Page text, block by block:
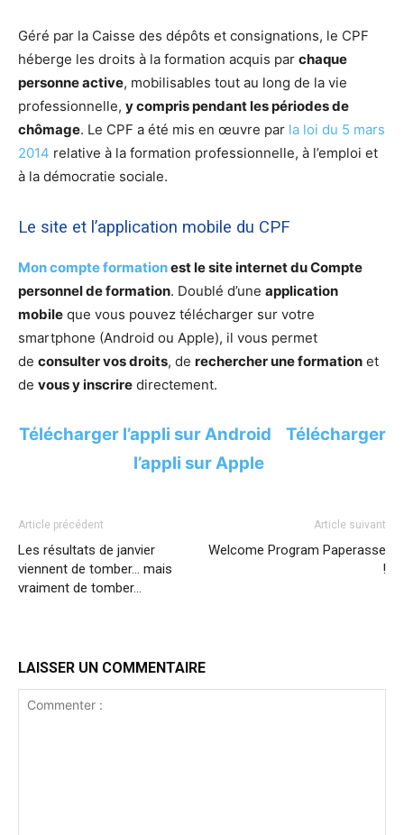
Géré par la Caisse des dépôts et consignations, le CPF
héberge les droits à la formation acquis par chaque
personne active, mobilisables tout au long de la vie
professionnelle, y compris pendant les périodes de
chômage. Le CPF a été mis en œuvre par la loi du 5 mars
2014 relative à la formation professionnelle, à l’emploi et
à la démocratie sociale.
Le site et l’application mobile du CPF
Mon compte formationestle site internet du Compte
personnel de formation. Doublé d’une application
mobile que vous pouvez télécharger sur votre
smartphone (Android ou Apple), il vous permet
de consulter vos droits, de rechercher une formation et
de vous y inscrire directement.
Télécharger l’appli sur Android
Télécharger
l’appli surApple
Article précédent
Les résultats de janvier
viennent de tomber… mais
vraiment de tomber…
Article suivant
Welcome Program Paperasse
!
LAISSER UN COMMENTAIRE